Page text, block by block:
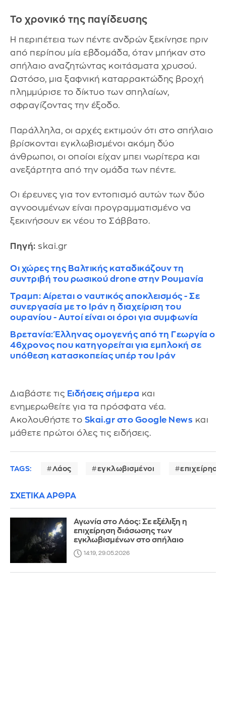
Το χρονικό της παγίδευσης
Η περιπέτεια των πέντε ανδρών ξεκίνησε πριν
από περίπου μία εβδομάδα, όταν μπήκαν στο
σπήλαιο αναζητώντας κοιτάσματα χρυσού.
Ωστόσο, μια ξαφνική καταρρακτώδης βροχή
πλημμύρισε το δίκτυο των σπηλαίων,
σφραγίζοντας την έξοδο.
Παράλληλα, οι αρχές εκτιμούν ότι στο σπήλαιο
βρίσκονται εγκλωβισμένοι ακόμη δύο
άνθρωποι, οι οποίοι είχαν μπει νωρίτερα και
ανεξάρτητα από την ομάδα των πέντε.
Οι έρευνες για τον εντοπισμό αυτών των δύο
αγνοουμένων είναι προγραμματισμένο να
ξεκινήσουν εκ νέου το Σάββατο.
Πηγή: skai.gr
Οι χώρες της Βαλτικής καταδικάζουν τη
συντριβή του ρωσικού drone στην Ρουμανία
Τραμπ: Αίρεται ο ναυτικός αποκλεισμός - Σε
συνεργασία με το Ιράν η διαχείριση του
ουρανίου - Αυτοί είναι οι όροι για συμφωνία
Βρετανία: Έλληνας ομογενής από τη Γεωργία ο
46χρονος που κατηγορείται για εμπλοκή σε
υπόθεση κατασκοπείας υπέρ του Ιράν
Διαβάστε τις Ειδήσεις σήμερα και
ενημερωθείτε για τα πρόσφατα νέα.
Ακολουθήστε το Skai.gr στο Google News και
μάθετε πρώτοι όλες τις ειδήσεις.
TAGS: Λάος εγκλωβισμένοι επιχείρηση
ΣΧΕΤΙΚΑ ΑΡΘΡΑ
Αγωνία στο Λάος: Σε εξέλιξη η
επιχείρηση διάσωσης των
εγκλωβισμένων στο σπήλαιο
14:19, 29.05.2026